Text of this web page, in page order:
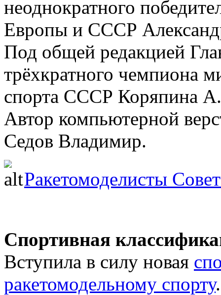
неоднократного
Европы и СССР
Под общей редакцией
трёхкратного чемпиона
спорта СССР Коряпина
Автор компьютерной
Седов Владимир.
Ракетомоделисты
Спортивная
Вступила в силу новая
ракетомодельному спорту.